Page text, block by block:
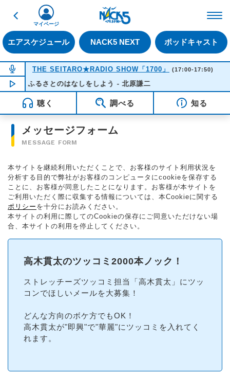
戻る
エアスケジュール NACK5 NEXT ポッドキャスト
マイページ
NOW ON AIR
THE SEITARO★RADIO SHOW「1700」 (17:00-17:50)
NOW PLAYING 17:19
ふるさとのはなしをしよう - 北原謙二
聴く 調べる 知る
メッセージフォーム
MESSAGE FORM
本サイトを継続利用いただくことで、お客様のサイト利用状況を
分析する目的で弊社がお客様のコンピュータにcookieを保存する
ことに、お客様が同意したことになります。お客様が本サイトを
ご利用いただく際に収集する情報については、本Cookieに関する
ポリシー を十分にお読みください。
本サイトの利用に際してのCookieの保存にご同意いただけない場
合、本サイトの利用を停止してください。
高木貫太のツッコミ2000本ノック！
ストレッチーズツッコミ担当「高木貫太」にツッ
コンでほしいメールを大募集！
どんな方向のボケ方でもOK！
高木貫太が"即興"で"華麗"にツッコミを入れてく
れます。